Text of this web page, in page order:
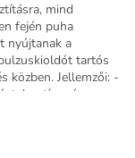
mind
fején puha
nyújtanak a
tartós
közben. Jellemzői: -
típusú